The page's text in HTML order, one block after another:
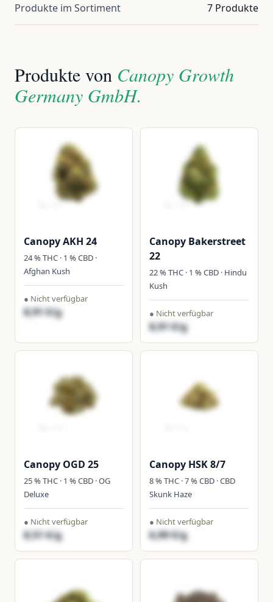
Produkte im Sortiment 7 Produkte
Produkte von Canopy Growth
Germany GmbH.
Canopy AKH 24
24 % THC · 1 % CBD ·
Afghan Kush
● Nicht verfügbar
8,91 €/g
Canopy Bakerstreet
22
22 % THC · 1 % CBD · Hindu
Kush
● Nicht verfügbar
8,91 €/g
Canopy OGD 25
25 % THC · 1 % CBD · OG
Deluxe
● Nicht verfügbar
8,51 €/g
Canopy HSK 8/7
8 % THC · 7 % CBD · CBD
Skunk Haze
● Nicht verfügbar
6,99 €/g